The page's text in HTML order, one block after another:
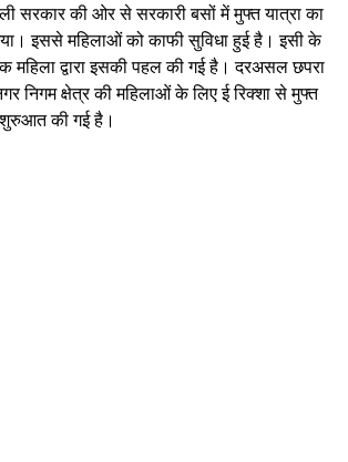
सरकार की ओर से सरकारी बसों में मुफ्त यात्रा का
इससे महिलाओं को काफी सुविधा हुई है। इसी के
महिला द्वारा इसकी पहल की गई है। दरअसल छपरा
निगम क्षेत्र की महिलाओं के लिए ई रिक्शा से मुफ्त
शुरुआत की गई है।